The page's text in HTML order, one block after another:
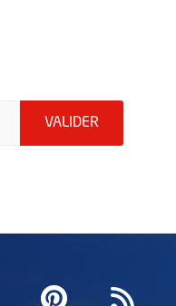
indiquez votre
VALIDER ENVOYER
fenêtrefenêtre
une nouvelle
Ouvre une
Pinterest
, OuvreFlux